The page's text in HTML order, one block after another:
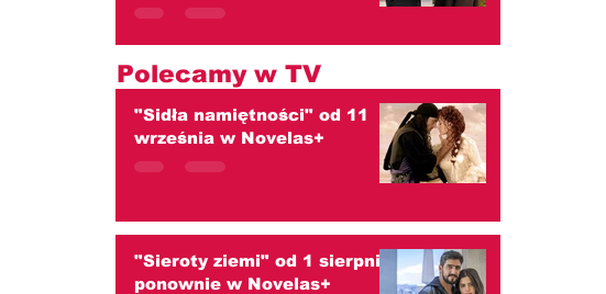
zaprowadzić ją do ojca
Polecamy w TV
"Sidła namiętności" od 11
września w Novelas+
"Sieroty ziemi" od 1 sierpnia
ponownie w Novelas+